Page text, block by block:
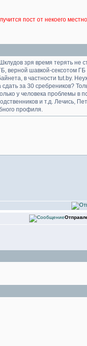
пост от некоего
зря время терять не
верной шавкой-сексотом
в частности tut.by.
за 30 сребреников?
у человека проблемы в
и т.д. Лечись,
профиля.